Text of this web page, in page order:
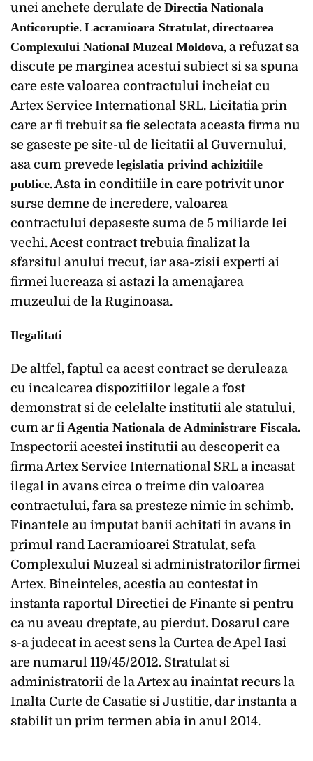
unei anchete derulate de Directia Nationala
Anticoruptie. Lacramioara Stratulat, directoarea
Complexului National Muzeal Moldova, a refuzat sa
discute pe marginea acestui subiect si sa spuna
care este valoarea contractului incheiat cu
Artex Service International SRL. Licitatia prin
care ar fi trebuit sa fie selectata aceasta firma nu
se gaseste pe site-ul de licitatii al Guvernului,
asa cum prevede legislatia privind achizitiile
publice. Asta in conditiile in care potrivit unor
surse demne de incredere, valoarea
contractului depaseste suma de 5 miliarde lei
vechi. Acest contract trebuia finalizat la
sfarsitul anului trecut, iar asa-zisii experti ai
firmei lucreaza si astazi la amenajarea
muzeului de la Ruginoasa.
Ilegalitati
De altfel, faptul ca acest contract se deruleaza
cu incalcarea dispozitiilor legale a fost
demonstrat si de celelalte institutii ale statului,
cum ar fi Agentia Nationala de Administrare Fiscala.
Inspectorii acestei institutii au descoperit ca
firma Artex Service International SRL a incasat
ilegal in avans circa o treime din valoarea
contractului, fara sa presteze nimic in schimb.
Finantele au imputat banii achitati in avans in
primul rand Lacramioarei Stratulat, sefa
Complexului Muzeal si administratorilor firmei
Artex. Bineinteles, acestia au contestat in
instanta raportul Directiei de Finante si pentru
ca nu aveau dreptate, au pierdut. Dosarul care
s-a judecat in acest sens la Curtea de Apel Iasi
are numarul 119/45/2012. Stratulat si
administratorii de la Artex au inaintat recurs la
Inalta Curte de Casatie si Justitie, dar instanta a
stabilit un prim termen abia in anul 2014.